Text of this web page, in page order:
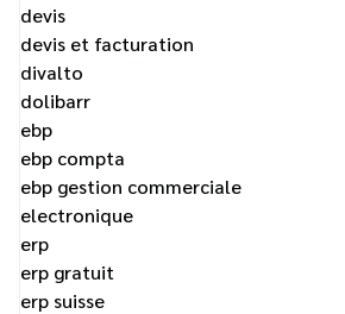
devis
devis et facturation
divalto
dolibarr
ebp
ebp compta
ebp gestion commerciale
electronique
erp
erp gratuit
erp suisse